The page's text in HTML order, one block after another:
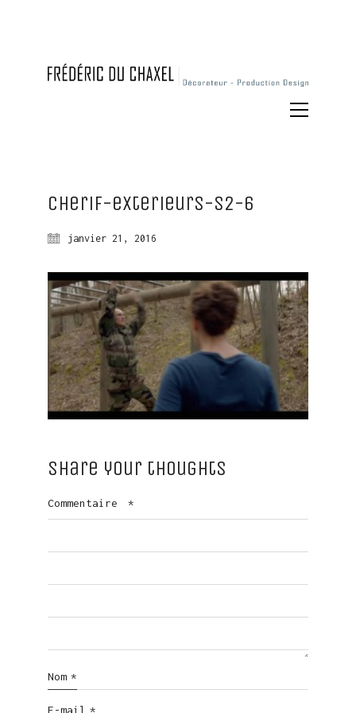
Cherif-exterieurs-S2-6
janvier 21, 2016
Share your thoughts
Commentaire *
Nom *
E-mail *